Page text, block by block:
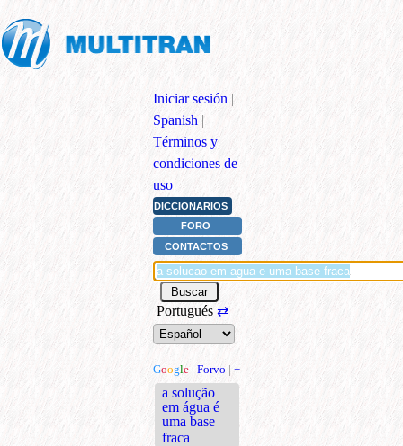
Iniciar sesión |
Spanish |
Términos y
condiciones de
uso
DICCIONARIOS
FORO
CONTACTOS
Portugués ⇄
+
Google | Forvo | +
a solução
em água é
uma base
fraca